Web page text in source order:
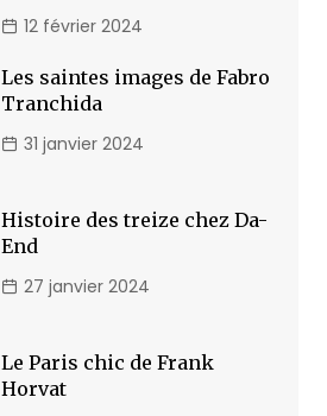
12 février 2024
Les saintes images de Fabro
Tranchida
31 janvier 2024
Histoire des treize chez Da-
End
27 janvier 2024
Le Paris chic de Frank
Horvat